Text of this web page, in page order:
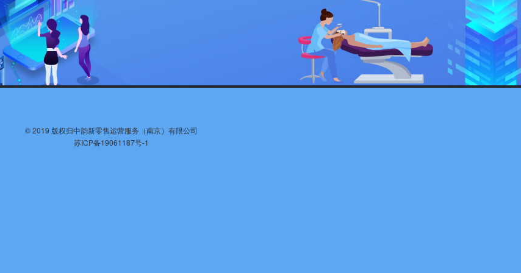
©️ 2019 版权归中韵新零售运营服务（南京）有限公司
苏ICP备19061187号-1